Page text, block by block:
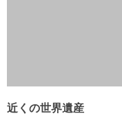
近くの世界遺産